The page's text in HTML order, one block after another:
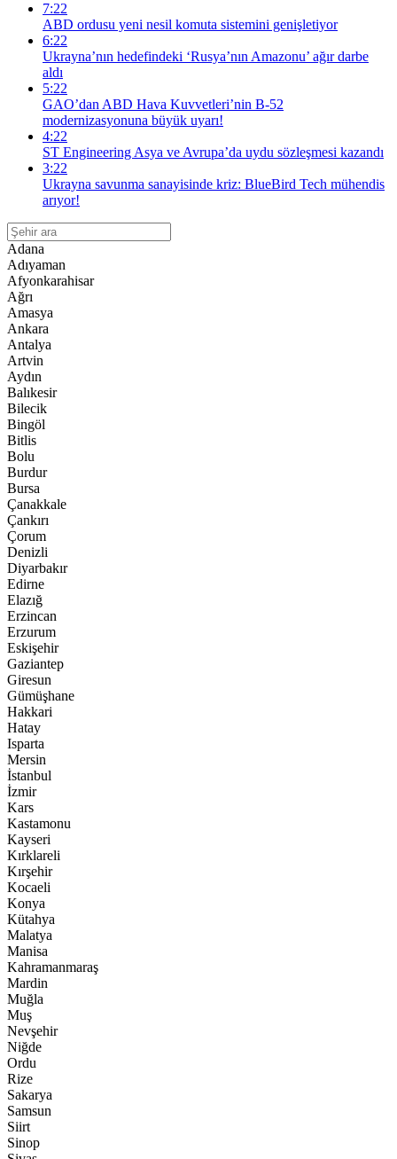
7:22
ABD ordusu yeni nesil komuta sistemini genişletiyor
6:22
Ukrayna’nın hedefindeki ‘Rusya’nın Amazonu’ ağır darbe
aldı
5:22
GAO’dan ABD Hava Kuvvetleri’nin B-52
modernizasyonuna büyük uyarı!
4:22
ST Engineering Asya ve Avrupa’da uydu sözleşmesi kazandı
3:22
Ukrayna savunma sanayisinde kriz: BlueBird Tech mühendis
arıyor!
Adana
Adıyaman
Afyonkarahisar
Ağrı
Amasya
Ankara
Antalya
Artvin
Aydın
Balıkesir
Bilecik
Bingöl
Bitlis
Bolu
Burdur
Bursa
Çanakkale
Çankırı
Çorum
Denizli
Diyarbakır
Edirne
Elazığ
Erzincan
Erzurum
Eskişehir
Gaziantep
Giresun
Gümüşhane
Hakkari
Hatay
Isparta
Mersin
İstanbul
İzmir
Kars
Kastamonu
Kayseri
Kırklareli
Kırşehir
Kocaeli
Konya
Kütahya
Malatya
Manisa
Kahramanmaraş
Mardin
Muğla
Muş
Nevşehir
Niğde
Ordu
Rize
Sakarya
Samsun
Siirt
Sinop